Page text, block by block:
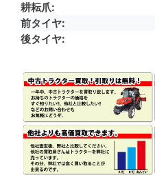
耕耘爪
前タイヤ
後タイヤ